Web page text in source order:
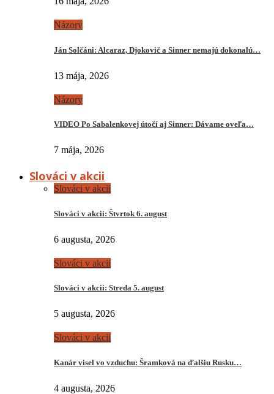
Názory
Ján Solčáni: Alcaraz, Djokovič a Sinner nemajú dokonalú…
13 mája, 2026
Názory
VIDEO Po Sabalenkovej útočí aj Sinner: Dávame oveľa…
7 mája, 2026
Slováci v akcii
Slováci v akcii
Slováci v akcii: Štvrtok 6. august
6 augusta, 2026
Slováci v akcii
Slováci v akcii: Streda 5. august
5 augusta, 2026
Slováci v akcii
Kanár visel vo vzduchu: Šramková na ďalšiu Rusku…
4 augusta, 2026